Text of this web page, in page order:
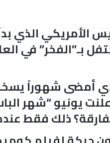
الأمريكي
بـ”الفخر” في
أمضى شهوراً
الفخر لعام 2025
ذلك فقط